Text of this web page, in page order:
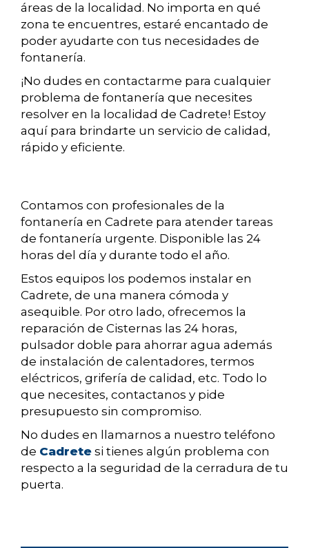
áreas de la localidad. No importa en qué
zona te encuentres, estaré encantado de
poder ayudarte con tus necesidades de
fontanería.
¡No dudes en contactarme para cualquier
problema de fontanería que necesites
resolver en la localidad de Cadrete! Estoy
aquí para brindarte un servicio de calidad,
rápido y eficiente.
Contamos con profesionales de la
fontanería en Cadrete para atender tareas
de fontanería urgente. Disponible las 24
horas del día y durante todo el año.
Estos equipos los podemos instalar en
Cadrete, de una manera cómoda y
asequible. Por otro lado, ofrecemos la
reparación de Cisternas las 24 horas,
pulsador doble para ahorrar agua además
de instalación de calentadores, termos
eléctricos, grifería de calidad, etc. Todo lo
que necesites, contactanos y pide
presupuesto sin compromiso.
No dudes en llamarnos a nuestro teléfono
de Cadrete si tienes algún problema con
respecto a la seguridad de la cerradura de tu
puerta.